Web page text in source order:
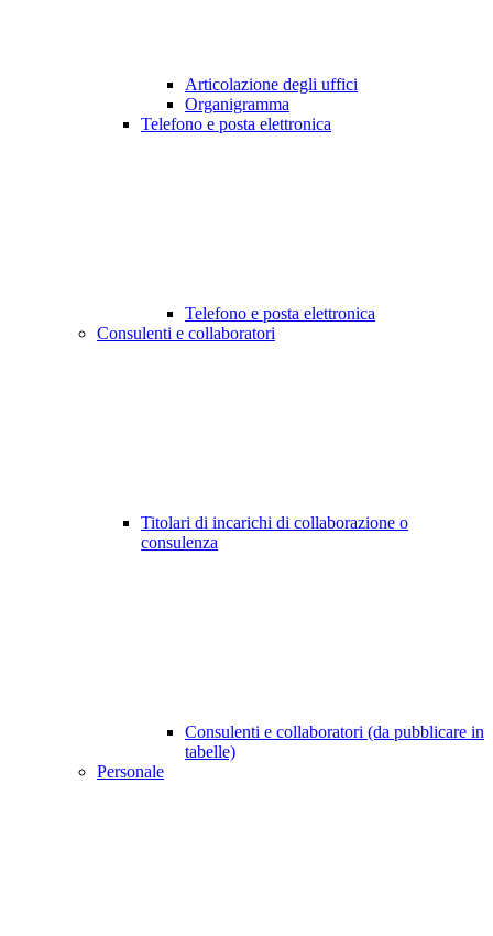
Articolazione degli uffici
Organigramma
Telefono e posta elettronica
Telefono e posta elettronica
Consulenti e collaboratori
Titolari di incarichi di collaborazione o
consulenza
Consulenti e collaboratori (da pubblicare in
tabelle)
Personale